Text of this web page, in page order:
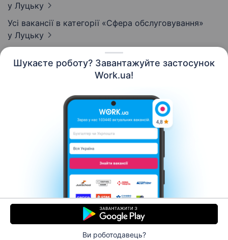
Шукаєте роботу? Завантажуйте застосунок
Work.ua!
Ви роботодавець?
у Луцьку
Усі вакансії в категорії «Сфера обслуговування»
у Луцьку
Контакти Про нас
Кар’єра
Допомога Умови використання